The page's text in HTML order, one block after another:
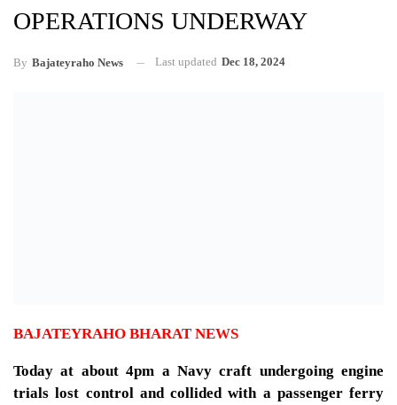
OPERATIONS UNDERWAY
By Bajateyraho News Last updated Dec 18, 2024
BAJATEYRAHO BHARAT NEWS
Today at about 4pm a Navy craft undergoing engine
trials lost control and collided with a passenger ferry